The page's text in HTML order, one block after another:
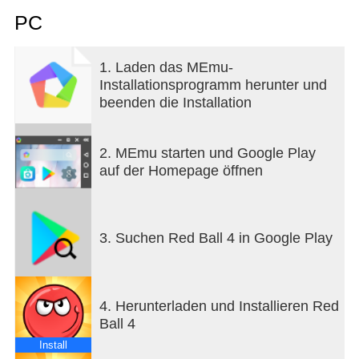
Rolle, springe und hüpfe durch 75 spannende Level
Bahne dir den Weg durch knifflige Fallen und
besiege alle Monster.
Features:
- 75 Level
- Epische Bosskämpfe
- Cloud-Unterstützung
- Cooler Soundtrack
- Unterstützung für HID Controller
PC
1. Laden das MEmu-
Installationsprogramm herunter und
beenden die Installation
2. MEmu starten und Google Play
auf der Homepage öffnen
3. Suchen Red Ball 4 in Google Play
Install
4. Herunterladen und Installieren Red
Ball 4